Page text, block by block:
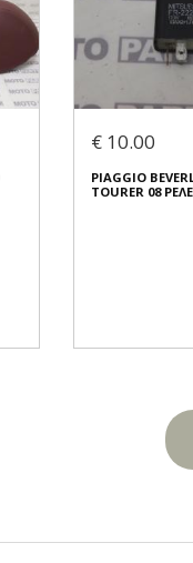
€ 10.00
PIAGGIO
TOURER 08